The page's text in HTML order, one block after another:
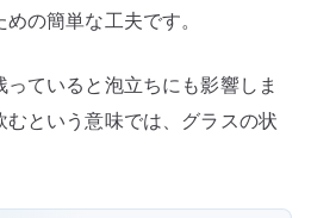
の簡単な工夫です。
ていると泡立ちにも影響しま
という意味では、グラスの状